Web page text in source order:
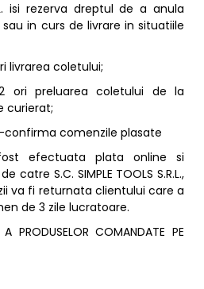
isi rezerva dreptul de a anula
in curs de livrare in situatiile
livrarea coletului;
ori preluarea coletului de la
curierat;
confirma comenzile plasate
efectuata plata online si
S.C. SIMPLE TOOLS S.R.L.,
va fi returnata clientului care a
de 3 zile lucratoare.
PRODUSELOR COMANDATE PE